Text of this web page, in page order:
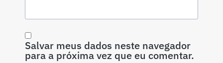
Salvar meus dados neste navegador
para a próxima vez que eu comentar.